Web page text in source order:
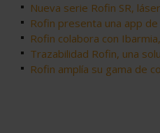
Nueva serie Rofin SR,
Rofin presenta una app
Rofin colabora con
Trazabilidad Rofin, una
Rofin amplía su gama de